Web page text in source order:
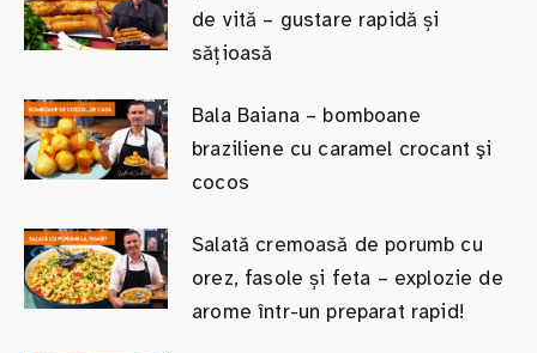
de vită – gustare rapidă și
sățioasă
Bala Baiana – bomboane
braziliene cu caramel crocant şi
cocos
Salată cremoasă de porumb cu
orez, fasole și feta – explozie de
arome într-un preparat rapid!